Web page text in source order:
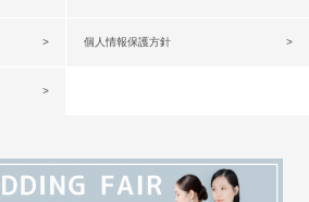
個人情報保護方針